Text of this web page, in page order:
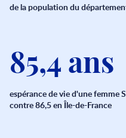
de la population du
85,4 ans
espérance de vie d'une femme
contre 86,5 en Île-de-France